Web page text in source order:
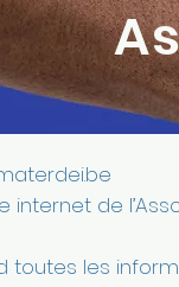
internet de
toutes les